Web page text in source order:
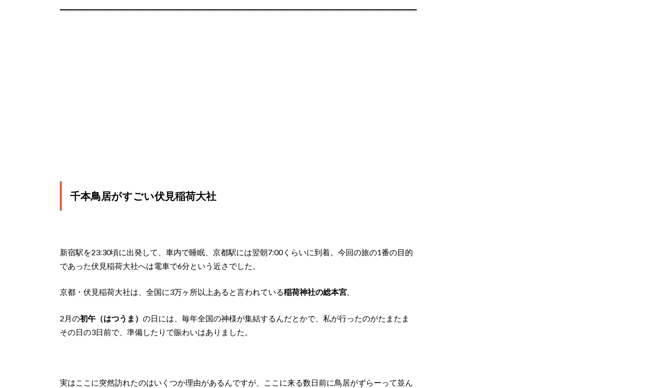
千本鳥居がすごい伏見稲荷大社
新宿駅を23:30頃に出発して、車内で睡眠、京都駅には翌朝7:00くらいに到着。今回の旅の1番の目的
であった伏見稲荷大社へは電車で6分という近さでした。
京都・伏見稲荷大社は、全国に3万ヶ所以上あると言われている稲荷神社の総本宮。
2月の初午（はつうま） の日には、毎年全国の神様が集結するんだとかで、私が行ったのがたまたま
その日の3日前で、準備したりで賑わいはありました。
実はここに突然訪れたのはいくつか理由があるんですが、ここに来る数日前に鳥居がずらーって並ん